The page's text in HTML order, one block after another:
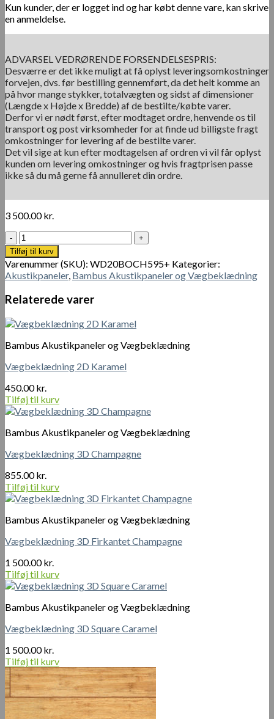
Kun kunder, der er logget ind og har købt denne vare, kan skrive
en anmeldelse.
ADVARSEL VEDRØRENDE FORSENDELSESPRIS:
Desværre er det ikke muligt at få oplyst leveringsomkostninger
forvejen, dvs. før bestilling gennemført, da det helt komme an
på hvor mange stykker, totalvægten og sidst af dimensioner
(Længde x Højde x Bredde) af de bestilte/købte varer.
Derfor vi er nødt først, efter modtaget ordre, henvende os til
transport og post virksomheder for at finde ud billigste fragt
omkostninger for levering af de bestilte varer.
Det vil sige at kun efter modtagelsen af ordren vi vil får oplyst
kunden om levering omkostninger og hvis fragtprisen passe
ikke så du må gerne få annulleret din ordre.
3 500.00kr.
Bambus
Akustikpanel
Champagne
på
filt
antal
Tilføj til kurv
Varenummer (SKU): WD20BOCH595+ Kategorier:
Akustikpaneler, Bambus Akustikpaneler og Vægbeklædning
Relaterede varer
Bambus Akustikpaneler og Vægbeklædning
Vægbeklædning 2D Karamel
450.00kr.
Tilføj til kurv
Bambus Akustikpaneler og Vægbeklædning
Vægbeklædning 3D Champagne
855.00kr.
Tilføj til kurv
Bambus Akustikpaneler og Vægbeklædning
Vægbeklædning 3D Firkantet Champagne
1 500.00kr.
Tilføj til kurv
Bambus Akustikpaneler og Vægbeklædning
Vægbeklædning 3D Square Caramel
1 500.00kr.
Tilføj til kurv